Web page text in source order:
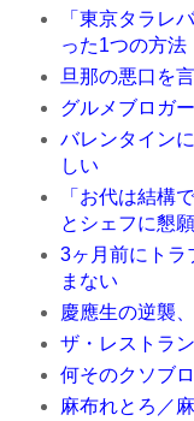
「東京タラレ
った1つの方法
旦那の悪口を
グルメブロガ
バレンタイン
しい
「お代は結構
とシェフに懇
3ヶ月前にトラ
まない
慶應生の逆襲
ザ・レストラ
何そのクソブ
麻布れとろ／